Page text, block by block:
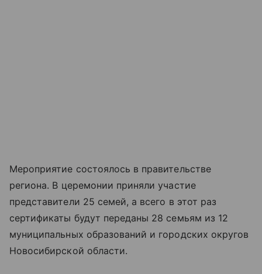
Мероприятие состоялось в правительстве
региона. В церемонии приняли участие
представители 25 семей, а всего в этот раз
сертификаты будут переданы 28 семьям из 12
муниципальных образований и городских округов
Новосибирской области.